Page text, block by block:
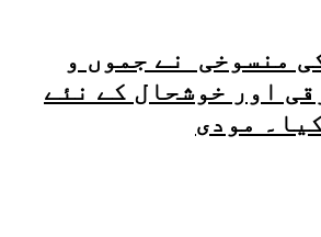
370 کی منسوخی نے جموں و
اور خوشحال کے نئے
مودی